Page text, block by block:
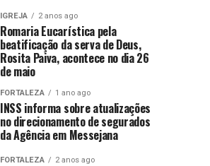
IGREJA 2 anos ago
Romaria Eucarística pela
beatificação da serva de Deus,
Rosita Paiva, acontece no dia 26
de maio
FORTALEZA 1 ano ago
INSS informa sobre atualizações
no direcionamento de segurados
da Agência em Messejana
FORTALEZA 2 anos ago